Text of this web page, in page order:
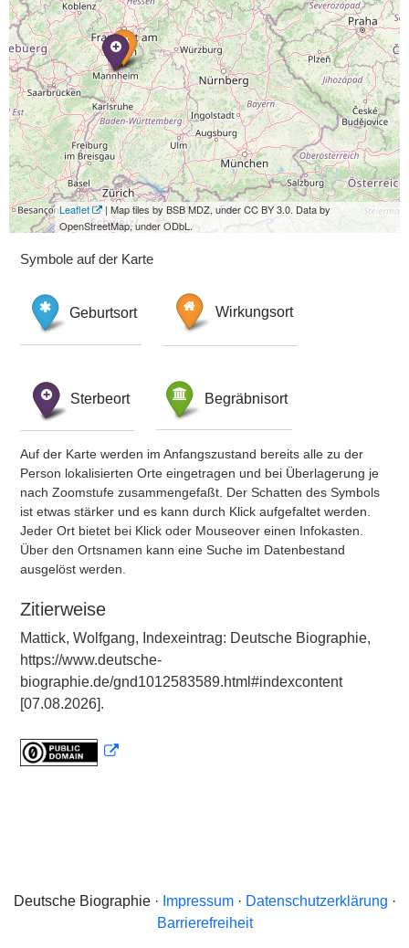
Leaflet
| Map tiles by BSB MDZ, under CC BY 3.0. Data by
OpenStreetMap, under ODbL.
Symbole auf der Karte
Geburtsort Wirkungsort
Sterbeort Begräbnisort
Auf der Karte werden im Anfangszustand bereits alle zu der
Person lokalisierten Orte eingetragen und bei Überlagerung je
nach Zoomstufe zusammengefaßt. Der Schatten des Symbols
ist etwas stärker und es kann durch Klick aufgefaltet werden.
Jeder Ort bietet bei Klick oder Mouseover einen Infokasten.
Über den Ortsnamen kann eine Suche im Datenbestand
ausgelöst werden.
Zitierweise
Mattick, Wolfgang, Indexeintrag: Deutsche Biographie,
https://www.deutsche-
biographie.de/gnd1012583589.html#indexcontent
[07.08.2026].
Deutsche Biographie · Impressum· Datenschutzerklärung ·
Barrierefreiheit